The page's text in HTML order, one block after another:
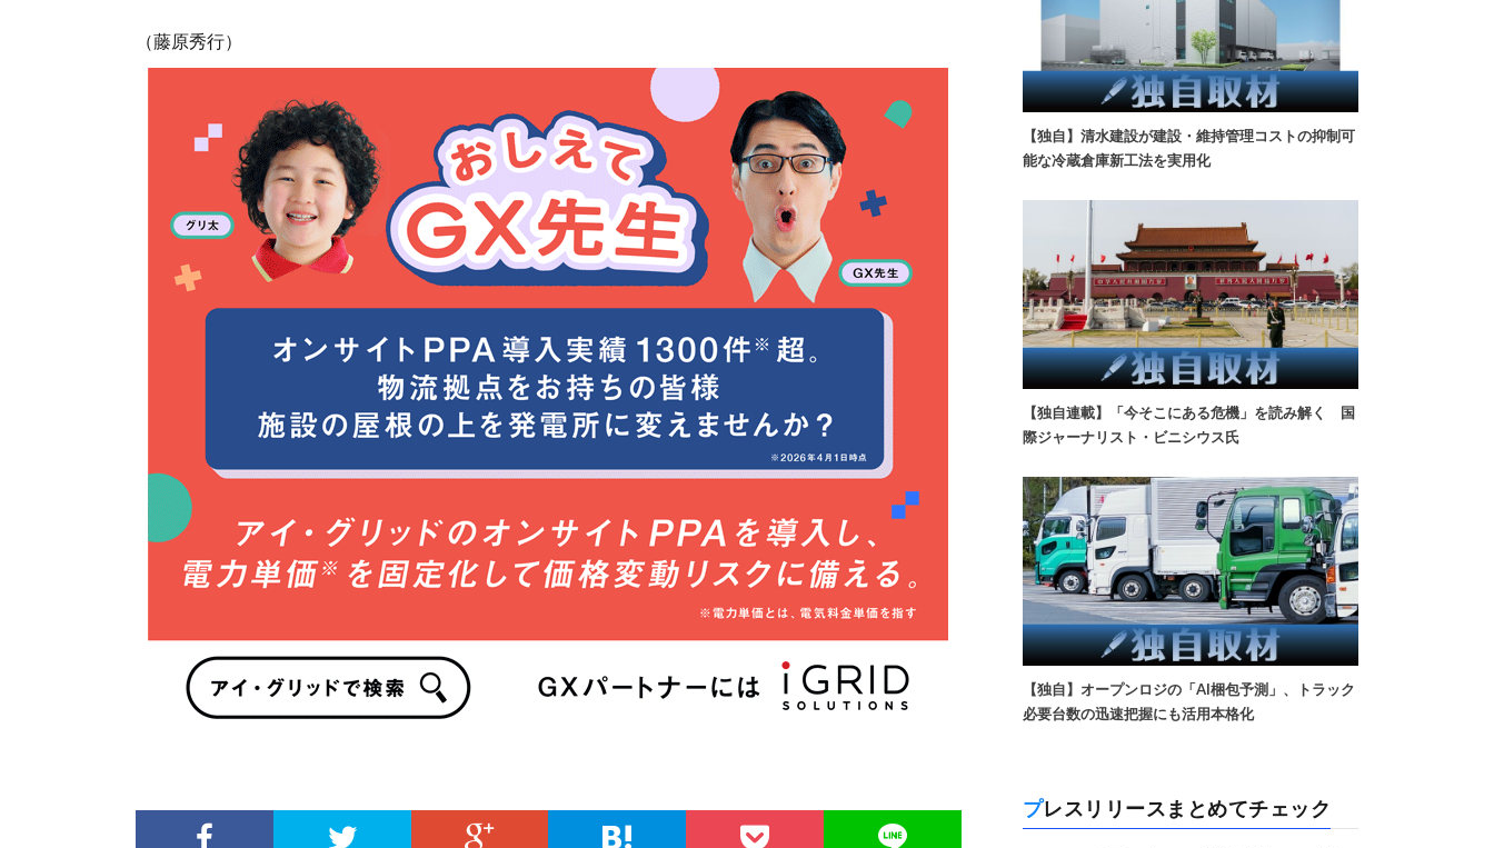
（藤原秀行）
【独自】清水建設が建設・維持管理コストの抑制可
能な冷蔵倉庫新工法を実用化
【独自連載】「今そこにある危機」を読み解く 国
際ジャーナリスト・ビニシウス氏
【独自】オープンロジの「AI梱包予測」、トラック
必要台数の迅速把握にも活用本格化
プレスリリースまとめてチェック